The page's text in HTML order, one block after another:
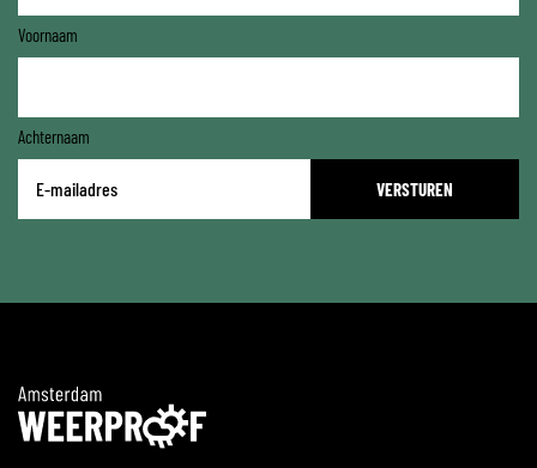
Voornaam
Achternaam
mailadres